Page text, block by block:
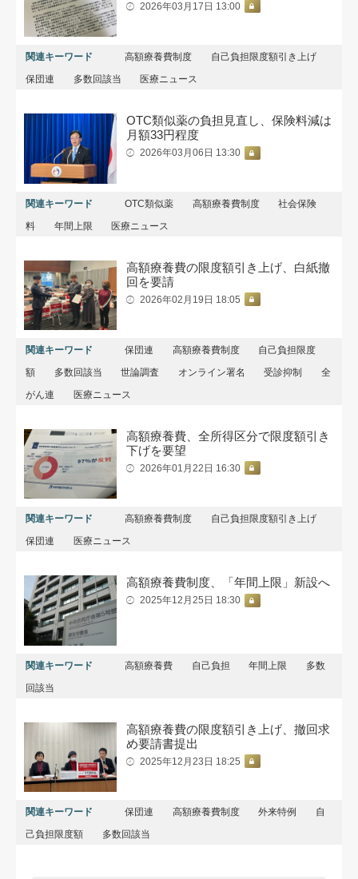
2026年03月17日 13:00
関連キーワード 高額療養費制度
自己負担限度額引き上げ
保団連
多数回該当 医療ニュース
OTC類似薬の負担見直し、保険料減は
月額33円程度
2026年03月06日 13:30
関連キーワード OTC類似薬 高額療養費制度
社会保険
料
年間上限 医療ニュース
高額療養費の限度額引き上げ、白紙撤
回を要請
2026年02月19日 18:05
関連キーワード 保団連 高額療養費制度
自己負担限度
額
多数回該当 世論調査 オンライン署名 受診抑制
全
がん連
医療ニュース
高額療養費、全所得区分で限度額引き
下げを要望
2026年01月22日 16:30
関連キーワード 高額療養費制度
自己負担限度額引き上げ
保団連
医療ニュース
高額療養費制度、「年間上限」新設へ
2025年12月25日 18:30
関連キーワード 高額療養費 自己負担 年間上限
多数
回該当
高額療養費の限度額引き上げ、撤回求
め要請書提出
2025年12月23日 18:25
関連キーワード 保団連 高額療養費制度 外来特例
自
己負担限度額
多数回該当